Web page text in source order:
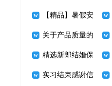
证书
【精品】暑假安
全保证书四篇
关于产品质量的
保证书
精选新郎结婚保
证书四篇
实习结束感谢信